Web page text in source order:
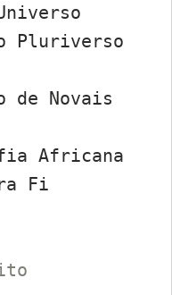
Pluriverso
de Novais
Africana
Fi